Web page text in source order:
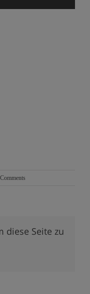
diese Seite zu